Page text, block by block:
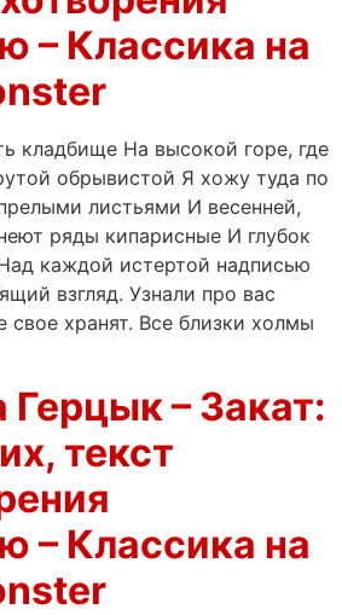
– Классика на
кладбище На высокой горе, где
обрывистой Я хожу туда по
листьями И весенней,
ряды кипарисные И глубок
каждой истертой надписью
взгляд. Узнали про вас
хранят. Все близки холмы
– Закат:
текст
– Классика на